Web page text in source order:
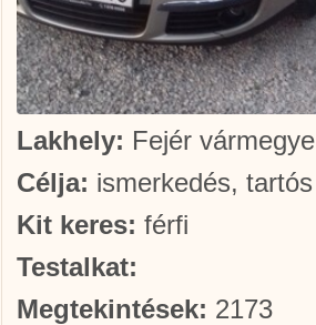
Lakhely: Fejér vármegye
Célja: ismerkedés,
Kit keres: férfi
Testalkat:
Megtekintések: 2173